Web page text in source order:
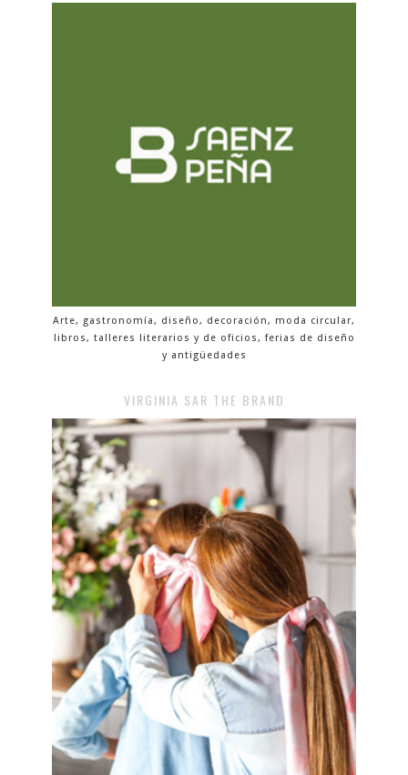
Arte, gastronomía, diseño, decoración, moda circular,
libros, talleres literarios y de oficios, ferias de diseño
y antigüedades
VIRGINIA SAR THE BRAND